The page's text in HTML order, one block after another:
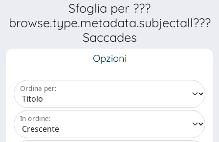
Sfoglia per ???
browse.type.metadata.subjectall???
Saccades
Opzioni
Ordina per:
In ordine: